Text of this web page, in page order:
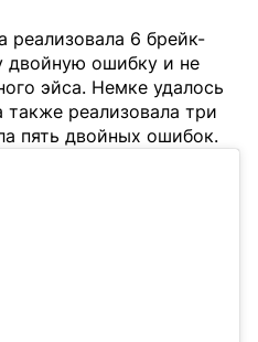
реализовала 6 брейк-
двойную ошибку и не
эйса. Немке удалось
реализовала три
пять двойных ошибок.